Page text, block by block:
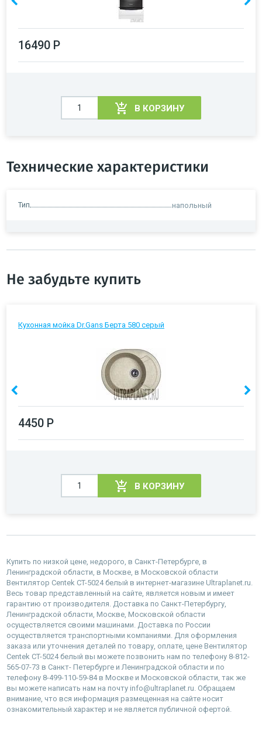
16490 Р
В КОРЗИНУ
Технические характеристики
Тип напольный
Не забудьте купить
Кухонная мойка Dr.Gans Берта 580 серый
4450 Р
В КОРЗИНУ
Купить по низкой цене, недорого, в Санкт-Петербурге, в
Ленинградской области, в Москве, в Московской области
Вентилятор Centek CT-5024 белый в интернет-магазине Ultraplanet.ru.
Весь товар представленный на сайте, является новым и имеет
гарантию от производителя. Доставка по Санкт-Петербургу,
Ленинградской области, Москве, Московской области
осуществляется своими машинами. Доставка по России
осуществляется транспортными компаниями. Для оформления
заказа или уточнения деталей по товару, оплате, цене Вентилятор
Centek CT-5024 белый вы можете позвонить нам по телефону 8-812-
565-07-73 в Санкт- Петербурге и Ленинградской области и по
телефону 8-499-110-59-84 в Москве и Московской области, так же
вы можете написать нам на почту info@ultraplanet.ru. Обращаем
внимание, что вся информация размещенная на сайте носит
ознакомительный характер и не является публичной офертой.